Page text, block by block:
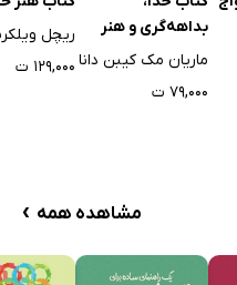
بداهه‌گری و هنر
زندگی
ماریان مک کیبن دانا
۷۹,۰۰۰ ت
۱۲۹,۰۰۰ ت
مشاهده همه ›